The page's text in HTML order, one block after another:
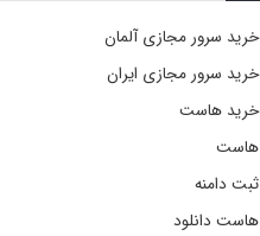
خرید سرور مجازی آلمان
خرید سرور مجازی ایران
خرید هاست
هاست
ثبت دامنه
هاست دانلود